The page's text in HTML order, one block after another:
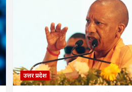
उत्तर प्रदेश